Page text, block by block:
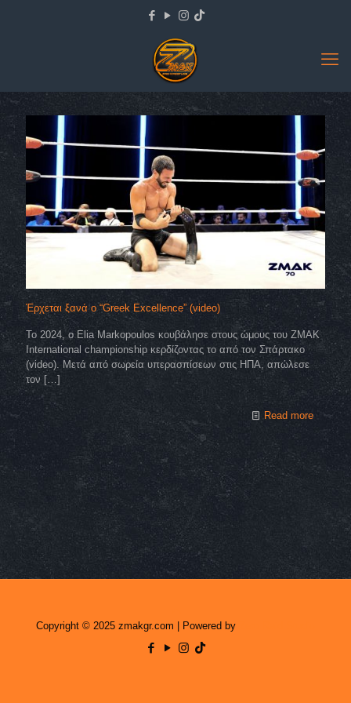
Έρχεται ξανά ο “Greek Excellence” (video)
Το 2024, ο Elia Markopoulos κουβάλησε στους ώμους του ZMAK
International championship κερδίζοντας το από τον Σπάρτακο
(video). Μετά από σωρεία υπερασπίσεων στις ΗΠΑ, απώλεσε
τον […]
Read more
Copyright © 2025 zmakgr.com | Powered by